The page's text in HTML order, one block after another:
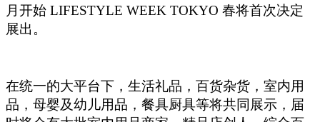
月开始 LIFESTYLE WEEK TOKYO 春将首次决定
展出。
在统一的大平台下，生活礼品，百货杂货，室内用
品，母婴及幼儿用品，餐具厨具等将共同展示，届